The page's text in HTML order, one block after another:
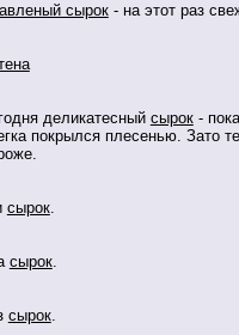
сырок- на этот раз
деликатесный сырок-
покрылся плесенью. Зато
сырок.
сырок.
сырок.